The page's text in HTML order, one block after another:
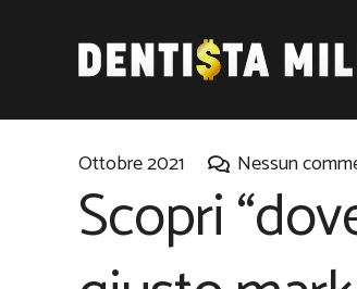
Ottobre 2021 Nessun
Scopri